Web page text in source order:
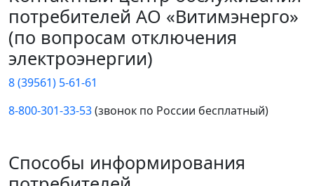
потребителей АО «Витимэнерго»
(по вопросам отключения
электроэнергии)
8 (39561) 5-61-61
8-800-301-33-53(звонок по России бесплатный)
Способы информирования